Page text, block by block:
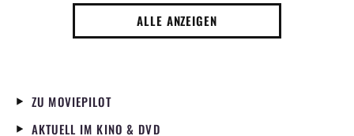
ALLE ANZEIGEN
ZU MOVIEPILOT
AKTUELL IM KINO & DVD